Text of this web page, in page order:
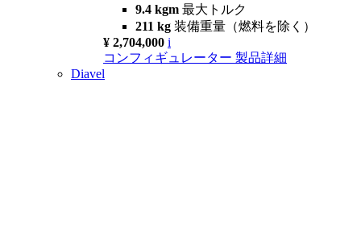
9.4 kgm 最大トルク
211 kg 装備重量（燃料を除く）
¥ 2,704,000 i
コンフィギュレーター 製品詳細
Diavel